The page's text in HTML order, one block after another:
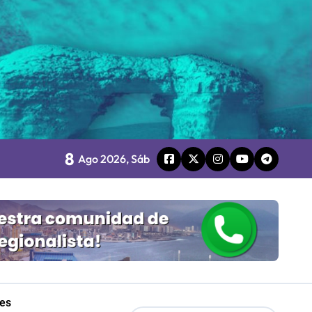
100% estatal
8 Ago 2026, Sáb